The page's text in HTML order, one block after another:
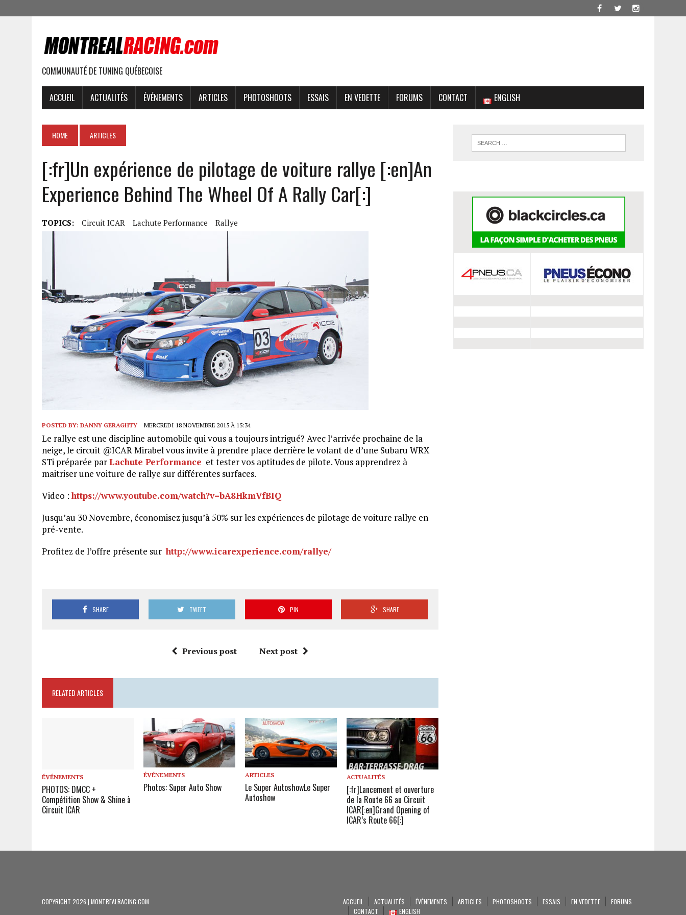
COMMUNAUTÉ DE TUNING QUÉBECOISE
ACCUEIL ACTUALITÉS ÉVÉNEMENTS ARTICLES PHOTOSHOOTS ESSAIS EN VEDETTE FORUMS CONTACT ENGLISH
HOME ARTICLES
[:fr]Un expérience de pilotage de voiture rallye [:en]An
Experience Behind The Wheel Of A Rally Car[:]
TOPICS: Circuit ICAR Lachute Performance Rallye
POSTED BY: DANNY GERAGHTY MERCREDI 18 NOVEMBRE 2015 À 15:34
Le rallye est une discipline automobile qui vous a toujours intrigué? Avec l’arrivée prochaine de la
neige, le circuit @ICAR Mirabel vous invite à prendre place derrière le volant de d’une Subaru WRX
STi préparée parLachute Performance et tester vos aptitudes de pilote. Vous apprendrez à
maitriser une voiture de rallye sur différentes surfaces.
Video :https://www.youtube.com/watch?v=bA8HkmVfBIQ
Jusqu’au 30 Novembre, économisez jusqu’à 50% sur les expériences de pilotage de voiture rallye en
pré-vente.
Profitez de l’offre présente surhttp://www.icarexperience.com/rallye/
SHARE TWEET PIN SHARE
Previous post Next post
RELATED ARTICLES
ÉVÉNEMENTS
PHOTOS: DMCC +
Compétition Show & Shine à
Circuit ICAR
ÉVÉNEMENTS
Photos: Super Auto Show
ARTICLES
Le Super AutoshowLe Super
Autoshow
ACTUALITÉS
[:fr]Lancement et ouverture
de la Route 66 au Circuit
ICAR[:en]Grand Opening of
ICAR’s Route 66[:]
ACCUEIL ACTUALITÉS ÉVÉNEMENTS ARTICLES PHOTOSHOOTS ESSAIS EN VEDETTE
FORUMS
CONTACT
ENGLISH
COPYRIGHT 2026 | MONTREALRACING.COM